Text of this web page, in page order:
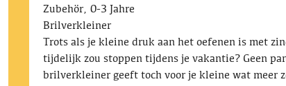
Zubehör, 0-3 Jahre
Brilverkleiner
Trots als je kleine druk aan het oefenen is met
tijdelijk zou stoppen tijdens je vakantie? Geen
brilverkleiner geeft toch voor je kleine wat meer